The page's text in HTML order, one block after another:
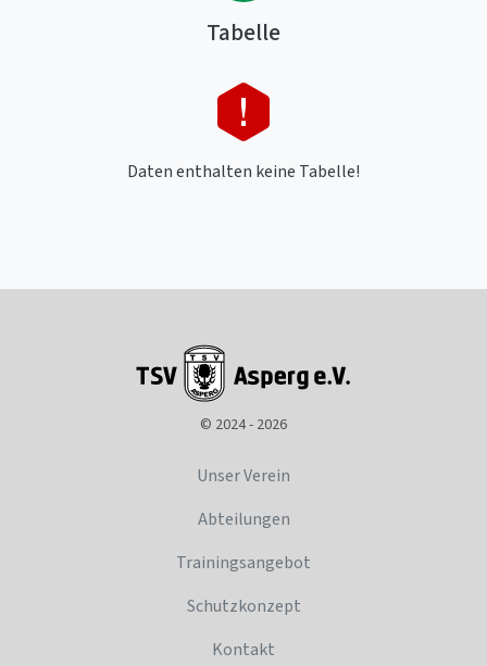
Tabelle
Daten enthalten keine Tabelle!
© 2024 - 2026
Unser Verein
Abteilungen
Trainingsangebot
Schutzkonzept
Kontakt